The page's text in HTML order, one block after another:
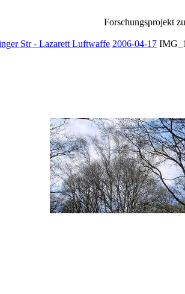
Forschungsprojekt
Str - Lazarett Luftwaffe 2006-04-17